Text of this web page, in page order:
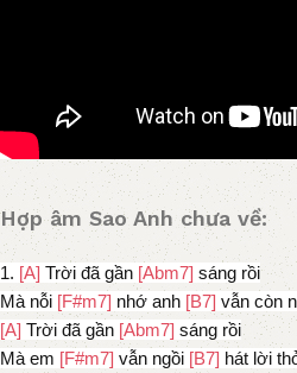
Hợp âm Sao Anh chưa về:
1. [A] Trời đã gần [Abm7] sáng rồi
Mà nỗi [F#m7] nhớ anh [B7] vẫn còn
[A] Trời đã gần [Abm7] sáng rồi
Mà em [F#m7] vẫn ngồi [B7] hát lời